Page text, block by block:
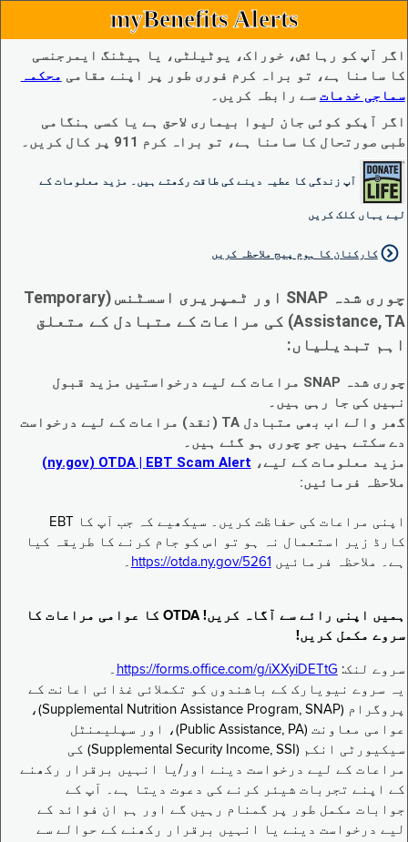
myBenefits Alerts
اگر آپ کو رہائش، خوراک، یوٹیلٹی، یا ہیٹنگ ایمرجنسی
کا سامنا ہے، تو براہ کرم فوری طور پر اپنے مقامی محکمہ
سماجی خدمات سے رابطہ کریں۔
اگر آپکو کوئی جان لیوا بیماری لاحق ہے یا کسی ہنگامی
طبی صورتحال کا سامنا ہے، تو براہ کرم 911 پر کال کریں۔
آپ زندگی کا عطیہ دینے کی طاقت رکھتے ہیں۔ مزید معلومات کے
لیے یہاں کلک کریں
کارکنان کا ہوم پیج ملاحظہ کریں
چوری شدہ SNAP اور ٹمپریری اسسٹنس (Temporary
Assistance, TA) کی مراعات کے متبادل کے متعلق
اہم تبدیلیاں:
چوری شدہ SNAP مراعات کے لیے درخواستیں مزید قبول
نہیں کی جا رہی ہیں۔
گھر والے اب بھی متبادل TA (نقد) مراعات کے لیے درخواست
دے سکتے ہیں جو چوری ہو گئے ہیں۔
مزید معلومات کے لیے، EBT Scam Alert ‏| OTDA ‏(ny.gov)
ملاحظہ فرمائیں:
اپنی مراعات کی حفاظت کریں۔ سیکھیے کہ جب آپ کا EBT
کارڈ زیر استعمال نہ ہو تو اس کو جام کرنے کا طریقہ کیا
ہے۔ ملاحظہ فرمائیں https://otda.ny.gov/5261 ۔
ہمیں اپنی رائے سے آگاہ کریں! OTDA کا عوامی مراعات کا
سروے مکمل کریں!
سروے لنک: https://forms.office.com/g/iXXyiDETtG ۔
یہ سروے نیویارک کے باشندوں کو تکملائی غذائی اعانت کے
پروگرام (Supplemental Nutrition Assistance Program, SNAP)،
عوامی معاونت (Public Assistance, PA)، اور سپلیمنٹل
سیکیورٹی انکم (Supplemental Security Income, SSI) کی
مراعات کے لیے درخواست دینے اور/یا انہیں برقرار رکھنے
کے اپنے تجربات شیئر کرنے کی دعوت دیتا ہے۔ آپ کے
جوابات مکمل طور پر گمنام رہیں گے اور ہم ان فوائد کے
لیے درخواست دینے یا انہیں برقرار رکھنے کے حوالے سے